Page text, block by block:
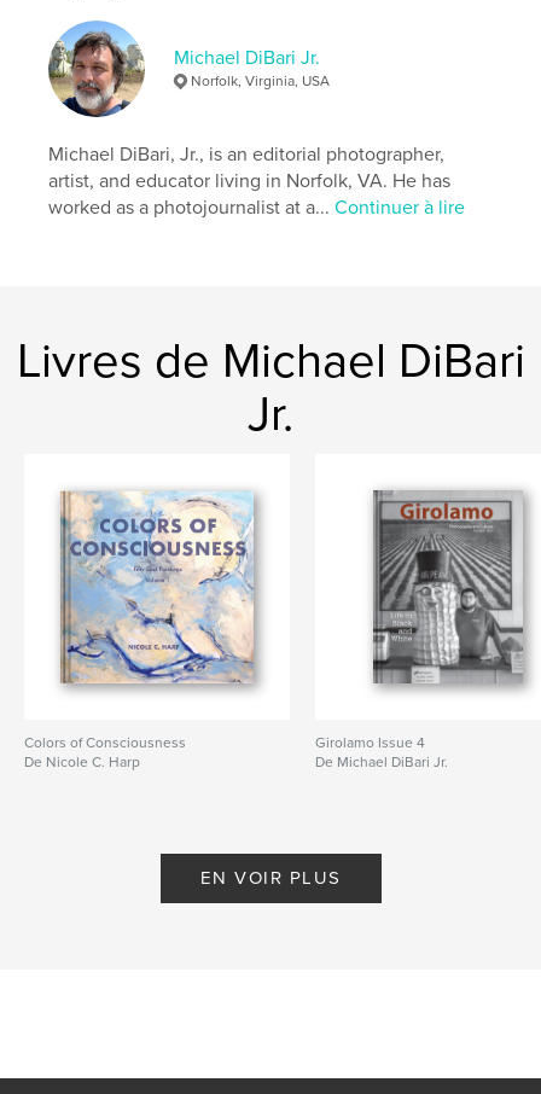
Michael DiBari Jr.
Norfolk, Virginia, USA
Michael DiBari, Jr., is an editorial photographer,
artist, and educator living in Norfolk, VA. He has
worked as a photojournalist at a...Continuer à lire
Livres de Michael DiBari
Jr.
Colors of Consciousness
De Nicole C. Harp
Girolamo Issue 4
De Michael DiBari Jr.
EN VOIR PLUS